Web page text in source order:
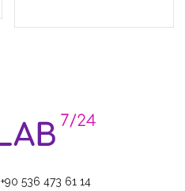
+90 536 473 61 14